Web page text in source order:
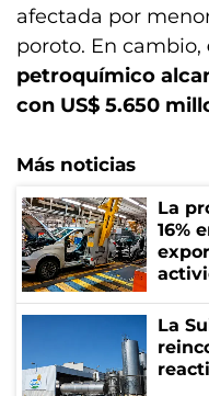
afectada por
poroto. En cambio,
petroquímico
con US$ 5.650
Más noticias
La
16%
La